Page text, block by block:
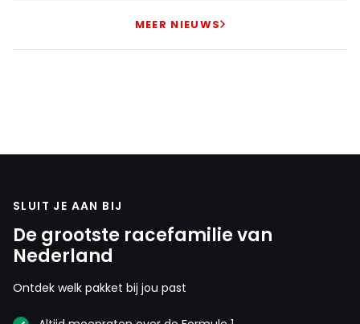
MEER NIEUWS
SLUIT JE AAN BIJ
De grootste racefamilie van
Nederland
Ontdek welk pakket bij jou past